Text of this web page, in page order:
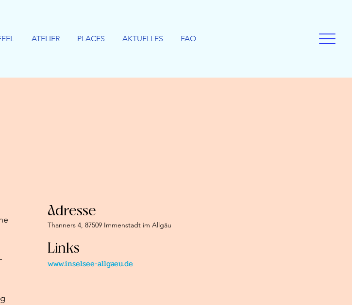
ATELIER PLACES AKTUELLES FAQ
Adresse
Thanners 4, 87509 Immenstadt im Allgäu
Links
www.inselsee-allgaeu.de